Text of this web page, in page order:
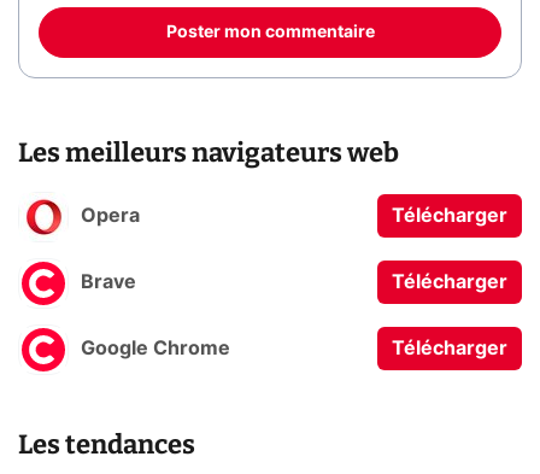
Poster mon commentaire
Les meilleurs navigateurs web
Opera Télécharger
Brave Télécharger
Google Chrome Télécharger
Les tendances